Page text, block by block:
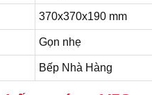
370x370x190 mm
Gọn nhẹ
Bếp Nhà Hàng